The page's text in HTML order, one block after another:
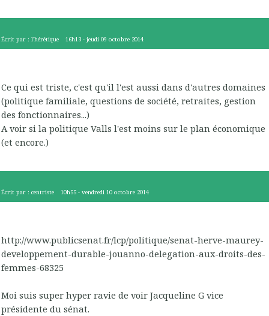
Écrit par : l'hérétique 16h13 -jeudi 09 octobre 2014
Ce qui est triste, c'est qu'il l'est aussi dans d'autres domaines
(politique familiale, questions de société, retraites, gestion
des fonctionnaires...)
A voir si la politique Valls l'est moins sur le plan économique
(et encore.)
Écrit par : centriste 10h55 -vendredi 10 octobre 2014
http://www.publicsenat.fr/lcp/politique/senat-herve-maurey-
developpement-durable-jouanno-delegation-aux-droits-des-
femmes-68325
Moi suis super hyper ravie de voir Jacqueline G vice
présidente du sénat.